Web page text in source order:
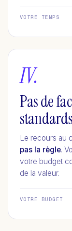
VOTRE TEMPS
IV.
Pas de
standards
Le recours au
pas la règle.
votre budget
de la valeur.
VOTRE BUDGET